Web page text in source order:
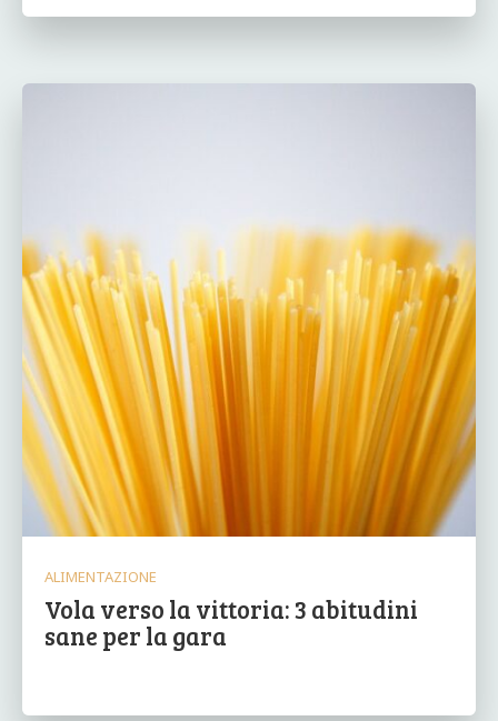
ALIMENTAZIONE
Vola verso la vittoria: 3 abitudini
sane per la gara